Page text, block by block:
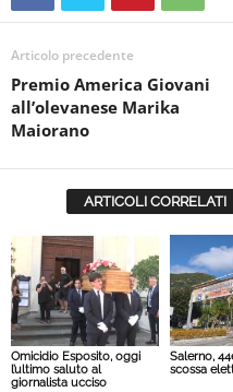
Articolo precedente
Premio America Giovani
all’olevanese Marika
Maiorano
ARTICOLI CORRELATI
Omicidio Esposito, oggi
l’ultimo saluto al
giornalista ucciso
Salerno,
scossa